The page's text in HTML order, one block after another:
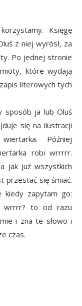
Księgę
z niej wyrósł, za
Po jednej stronie
które wydają
literowych tych
sposób ja lub Oluś
się na ilustracji
Później
robi wrrrrr.
jak już wszystkich
przestać się śmiać.
kiedy zapytam go:
wrrrr? to od razu
i zna te słowo i
czas.